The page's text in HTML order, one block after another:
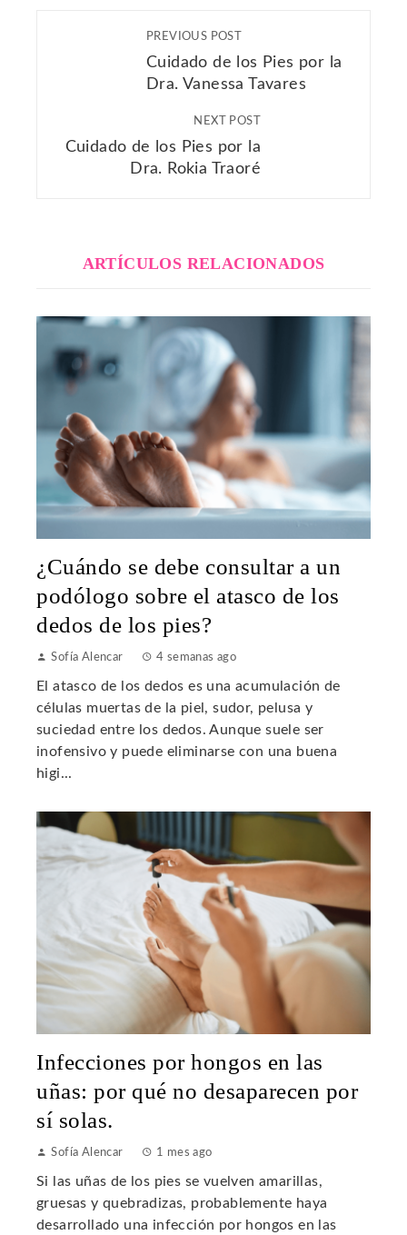
PREVIOUS POST
Cuidado de los Pies por la
Dra. Vanessa Tavares
NEXT POST
Cuidado de los Pies por la
Dra. Rokia Traoré
ARTÍCULOS RELACIONADOS
¿Cuándo se debe consultar a un
podólogo sobre el atasco de los
dedos de los pies?
Sofía Alencar 4 semanas ago
El atasco de los dedos es una acumulación de
células muertas de la piel, sudor, pelusa y
suciedad entre los dedos. Aunque suele ser
inofensivo y puede eliminarse con una buena
higi...
Infecciones por hongos en las
uñas: por qué no desaparecen por
sí solas.
Sofía Alencar 1 mes ago
Si las uñas de los pies se vuelven amarillas,
gruesas y quebradizas, probablemente haya
desarrollado una infección por hongos en las